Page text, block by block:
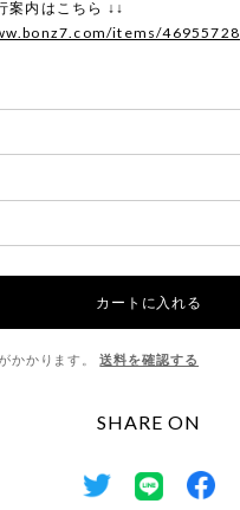
案内はこちら ↓↓
items/46955728
カートに入れる
かかります。 送料を確認する
SHARE ON